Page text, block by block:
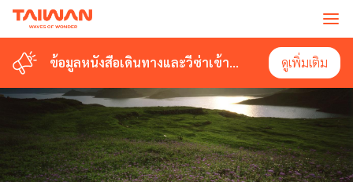
ข้อมูลหนังสือเดินทางและวีซ่าเข้า
ดูเพิ่มเติม